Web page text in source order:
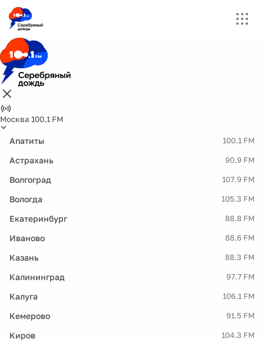
Москва 100.1 FM
Апатиты 100.1 FM
Астрахань 90.9 FM
Волгоград 107.9 FM
Вологда 105.3 FM
Екатеринбург 88.8 FM
Иваново 88.6 FM
Казань 88.3 FM
Калининград 97.7 FM
Калуга 106.1 FM
Кемерово 91.5 FM
Киров 104.3 FM